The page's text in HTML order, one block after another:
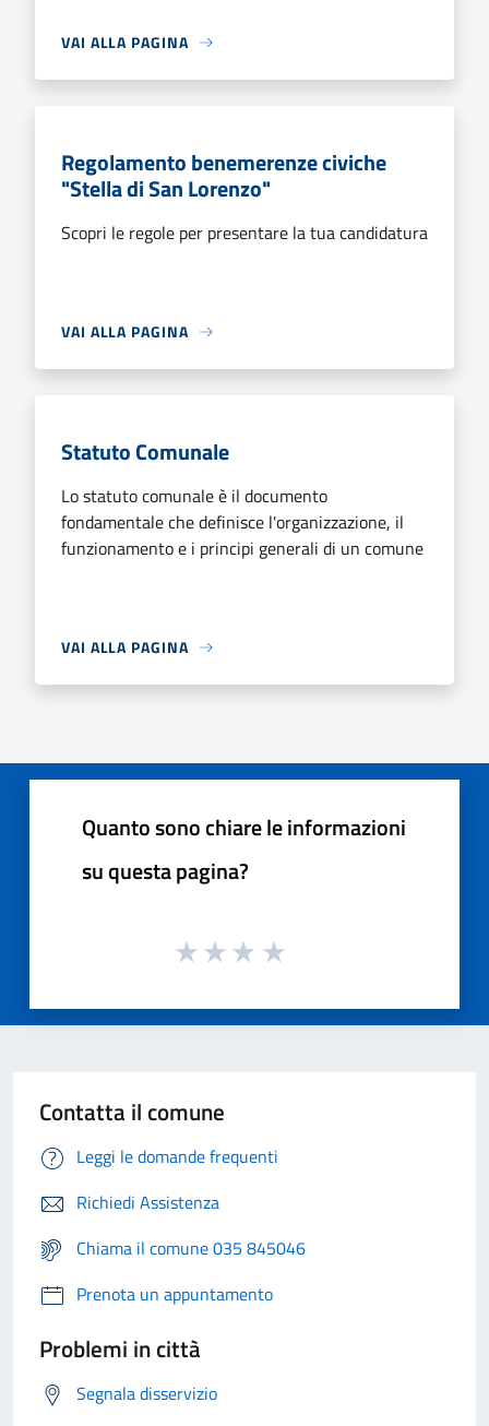
VAI ALLA PAGINA
Regolamento benemerenze civiche
"Stella di San Lorenzo"
Scopri le regole per presentare la tua candidatura
VAI ALLA PAGINA
Statuto Comunale
Lo statuto comunale è il documento
fondamentale che definisce l'organizzazione, il
funzionamento e i principi generali di un comune
VAI ALLA PAGINA
Quanto sono chiare le informazioni
su questa pagina?
Contatta il comune
Leggi le domande frequenti
Richiedi Assistenza
Chiama il comune 035 845046
Prenota un appuntamento
Problemi in città
Segnala disservizio